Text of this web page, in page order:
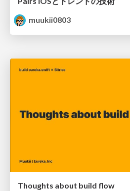
muukii0803
Thoughts about build flow